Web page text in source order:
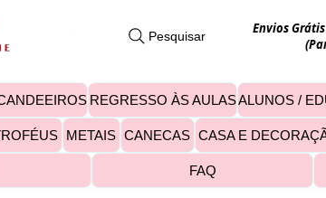
Pesquisar
Envios
REGRESSO ÀS AULASALUNOS /
METAIS CANECAS CASA E
FAQ